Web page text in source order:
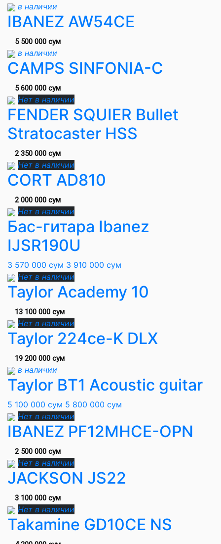
в наличии
IBANEZ AW54CE
5 500 000 сум
в наличии
CAMPS SINFONIA-C
5 600 000 сум
Нет в наличии
FENDER SQUIER Bullet
Stratocaster HSS
2 350 000 сум
Нет в наличии
CORT AD810
2 000 000 сум
Нет в наличии
Бас-гитара Ibanez
IJSR190U
3 570 000 сум 3 910 000 сум
Нет в наличии
Taylor Academy 10
13 100 000 сум
Нет в наличии
Taylor 224ce-K DLX
19 200 000 сум
в наличии
Taylor BT1 Acoustic guitar
5 100 000 сум 5 800 000 сум
Нет в наличии
IBANEZ PF12MHCE-OPN
2 500 000 сум
Нет в наличии
JACKSON JS22
3 100 000 сум
Нет в наличии
Takamine GD10CE NS